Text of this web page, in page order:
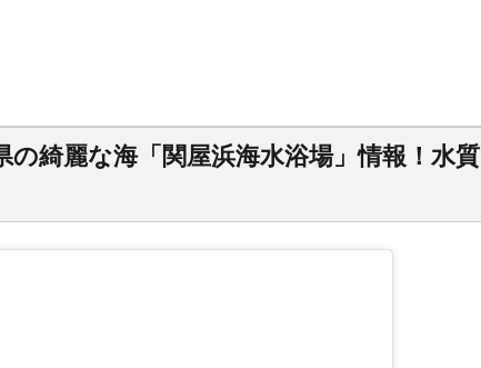
の綺麗な海「関屋浜海水浴場」情報！水質